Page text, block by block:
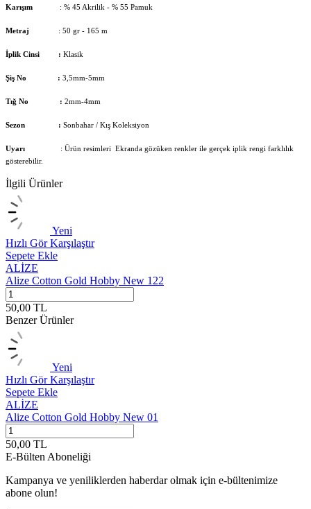
Karışım : % 45 Akrilik - % 55 Pamuk
Metraj : 50 gr - 165 m
İplik Cinsi : Klasik
Şiş No : 3,5mm-5mm
Tığ No : 2mm-4mm
Sezon : Sonbahar / Kış Koleksiyon
Uyarı : Ürün resimleri Ekranda gözüken renkler ile gerçek iplik rengi farklılık
gösterebilir.
İlgili Ürünler
Yeni
Hızlı GörKarşılaştır
Sepete Ekle
ALİZE
Alize Cotton Gold Hobby New 122
50,00 TL
Benzer Ürünler
Yeni
Hızlı GörKarşılaştır
Sepete Ekle
ALİZE
Alize Cotton Gold Hobby New 01
50,00 TL
E-Bülten Aboneliği
Kampanya ve yeniliklerden haberdar olmak için e-bültenimize
abone olun!